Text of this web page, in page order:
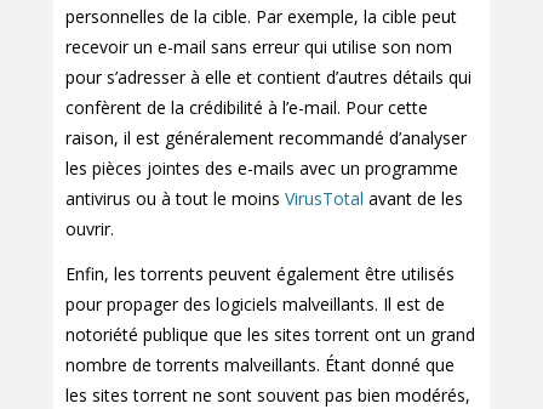
personnelles de la cible. Par exemple, la cible peut
recevoir un e-mail sans erreur qui utilise son nom
pour s’adresser à elle et contient d’autres détails qui
confèrent de la crédibilité à l’e-mail. Pour cette
raison, il est généralement recommandé d’analyser
les pièces jointes des e-mails avec un programme
antivirus ou à tout le moins VirusTotal avant de les
ouvrir.
Enfin, les torrents peuvent également être utilisés
pour propager des logiciels malveillants. Il est de
notoriété publique que les sites torrent ont un grand
nombre de torrents malveillants. Étant donné que
les sites torrent ne sont souvent pas bien modérés,